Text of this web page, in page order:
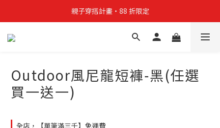
親子穿搭計畫・88 折限定
親子穿搭計畫・88 折限定
貼身補貨計畫  任選 6 件 $888
親子穿搭計畫・88 折限定
Outdoor風尼龍短褲-黑(任選
買一送一)
全店，【單筆滿三千】免運費